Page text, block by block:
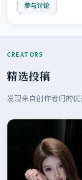
参与讨论
CREATORS
精选投稿
发现来自创作者们的